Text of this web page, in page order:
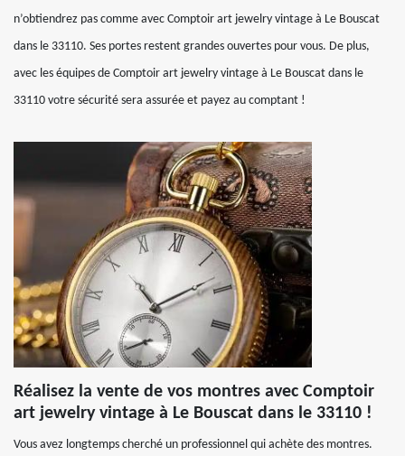
n’obtiendrez pas comme avec Comptoir art jewelry vintage à Le Bouscat
dans le 33110. Ses portes restent grandes ouvertes pour vous. De plus,
avec les équipes de Comptoir art jewelry vintage à Le Bouscat dans le
33110 votre sécurité sera assurée et payez au comptant !
Réalisez la vente de vos montres avec Comptoir
art jewelry vintage à Le Bouscat dans le 33110 !
Vous avez longtemps cherché un professionnel qui achète des montres.